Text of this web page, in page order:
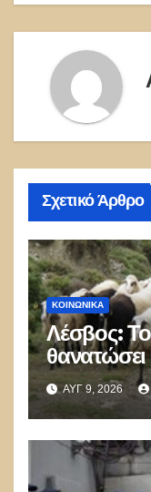
Σχετικό Άρθρο
ΚΟΙΝΩΝΙΚΑ
Λέσβος:
θανατώσει
πέθανε
ΑΥΓ 9, 2026